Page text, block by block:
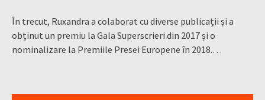
În trecut, Ruxandra a colaborat cu diverse publicații și a
obținut un premiu la Gala Superscrieri din 2017 și o
nominalizare la Premiile Presei Europene în 2018.…